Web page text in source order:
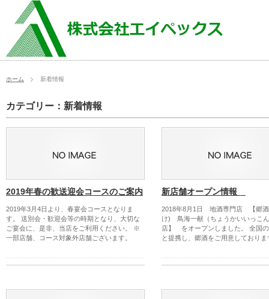
ホーム 新着情報
カテゴリー：新着情報
2019年春の歓送迎会コースのご案内
2019年3月4日より、春宴会コースとなりま
す。 送別会・歓迎会等の時期となり、大切な
ご宴会に、是非、当店をご利用ください。 ※
一部店舗、コース対象外店舗ございます。
新店舗オープン情報
2018年8月1日 地酒専門店 【郷酒
け) 鳥海一献（ちょうかいいっこ
店】 をオープンしました。 全国
と提携し、郷酒をご用意しておりま